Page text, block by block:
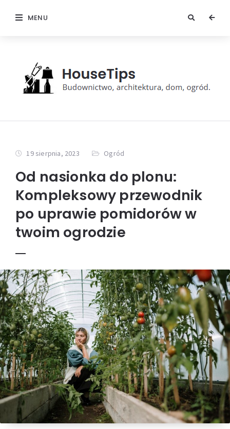
MENU
19 sierpnia, 2023 Ogród
Od nasionka do plonu:
Kompleksowy przewodnik
po uprawie pomidorów w
twoim ogrodzie